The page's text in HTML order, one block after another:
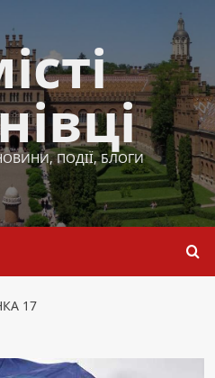
ПОДІЇ, БЛОГИ
17